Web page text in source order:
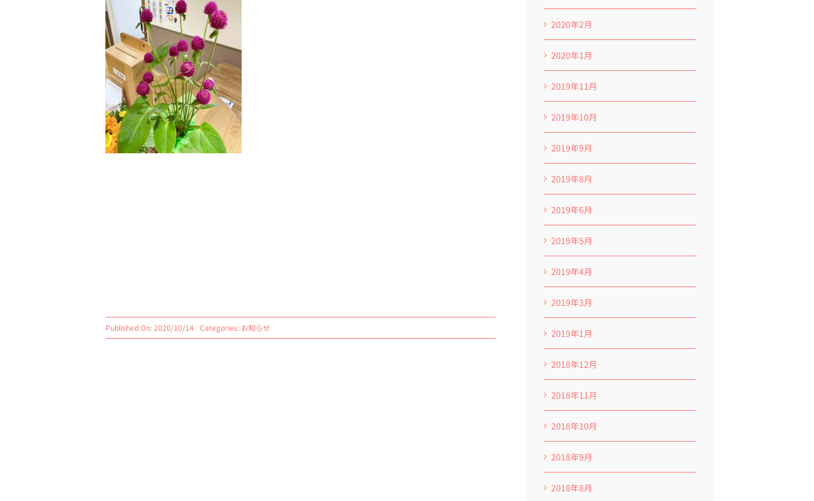
Published On: 2020/10/14 Categories: お知らせ
2020年2月
2020年1月
2019年11月
2019年10月
2019年9月
2019年8月
2019年6月
2019年5月
2019年4月
2019年3月
2019年1月
2018年12月
2018年11月
2018年10月
2018年9月
2018年8月